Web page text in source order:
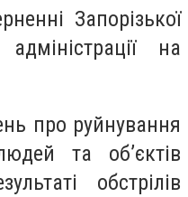
Запорізької
на
про руйнування
та об’єктів
обстрілів